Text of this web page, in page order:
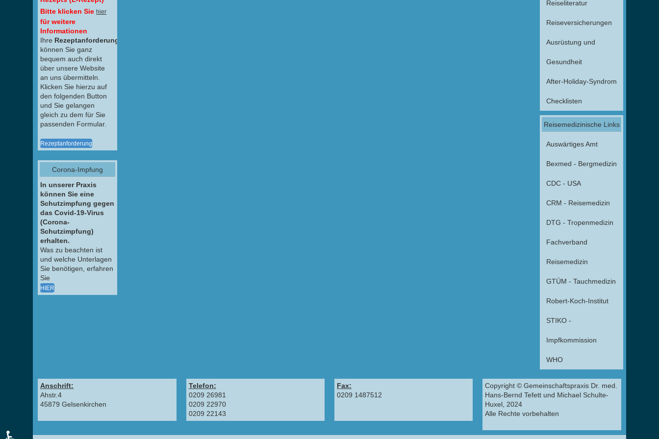
Bitte klicken Siehier
für weitere
Informationen
Ihre Rezeptanforderungen
können Sie ganz
bequem auch direkt
über unsere Website
an uns übermitteln.
Klicken Sie hierzu auf
den folgenden Button
und Sie gelangen
gleich zu dem für Sie
passenden Formular.
Rezeptanforderung
Corona-Impfung
In unserer Praxis
können Sie eine
Schutzimpfung gegen
das Covid-19-Virus
(Corona-
Schutzimpfung)
erhalten.
Was zu beachten ist
und welche Unterlagen
Sie benötigen, erfahren
Sie
HIER
Reiseliteratur
Reiseversicherungen
Ausrüstung und
Gesundheit
After-Holiday-Syndrom
Checklisten
Reisemedizinische Links
Auswärtiges Amt
Bexmed - Bergmedizin
CDC - USA
CRM - Reisemedizin
DTG - Tropenmedizin
Fachverband
Reisemedizin
GTÜM - Tauchmedizin
Robert-Koch-Institut
STIKO -
Impfkommission
WHO
Anschrift:
Ahstr.4
45879 Gelsenkirchen
Telefon:
0209 26981
0209 22970
0209 22143
Fax:
0209 1487512
Copyright © Gemeinschaftspraxis Dr. med.
Hans-Bernd Tefett und Michael Schulte-
Huxel, 2024
Alle Rechte vorbehalten